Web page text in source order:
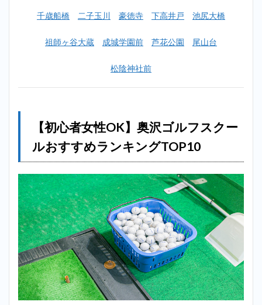
ゴル
フ二
川＿
2.2
スク
ール
世田
＿奥
沢
2.3
3位：
カワ
ナミ
ゴル
フス
クー
ル＿
奥沢
千歳船橋 二子玉川 豪徳寺 下高井戸 池尻大橋
祖師ヶ谷大蔵 成城学園前 芦花公園 尾山台
松陰神社前
【初心者女性OK】奥沢ゴルフスクー
ルおすすめランキングTOP10